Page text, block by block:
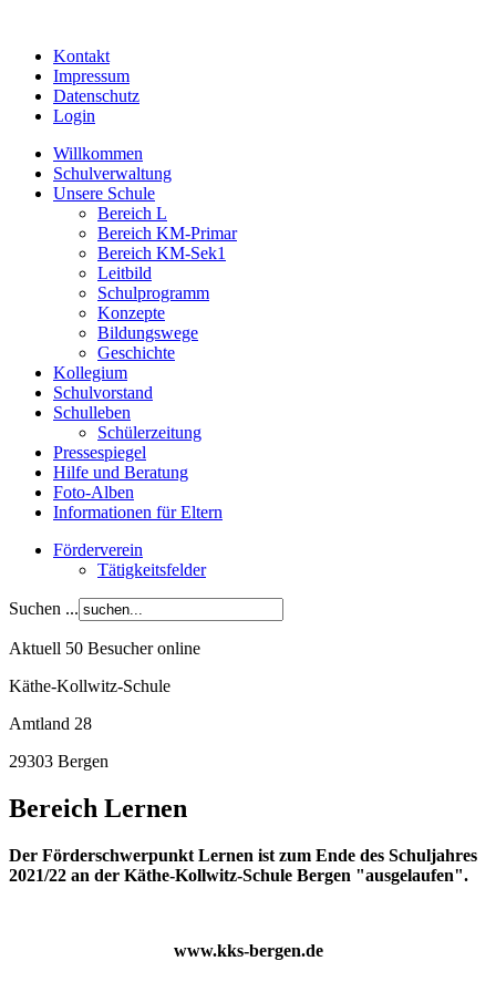
Kontakt
Impressum
Datenschutz
Login
Willkommen
Schulverwaltung
Unsere Schule
Bereich L
Bereich KM-Primar
Bereich KM-Sek1
Leitbild
Schulprogramm
Konzepte
Bildungswege
Geschichte
Kollegium
Schulvorstand
Schulleben
Schülerzeitung
Pressespiegel
Hilfe und Beratung
Foto-Alben
Informationen für Eltern
Förderverein
Tätigkeitsfelder
Suchen ...
Aktuell 50 Besucher online
Käthe-Kollwitz-Schule
Amtland 28
29303 Bergen
Bereich Lernen
Der Förderschwerpunkt Lernen ist zum Ende des Schuljahres
2021/22 an der Käthe-Kollwitz-Schule Bergen "ausgelaufen".
www.kks-bergen.de